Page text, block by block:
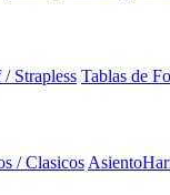
/ Strapless Tablas de
/ Clasicos Asiento